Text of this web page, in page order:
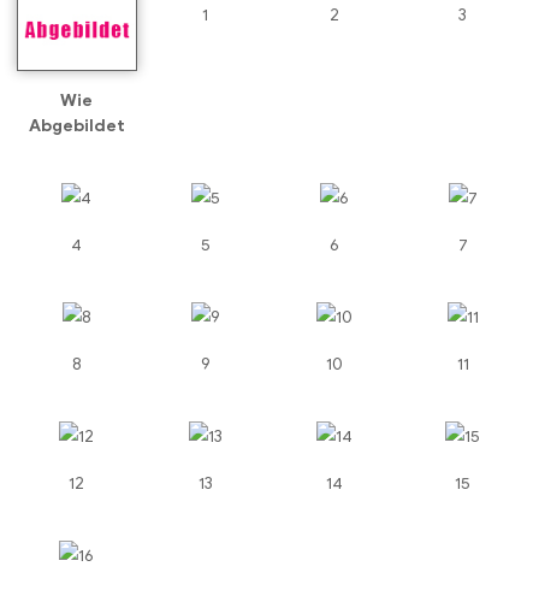
Wie
Abgebildet
1 2 3
4 5 6 7
8 9 10 11
12 13 14 15